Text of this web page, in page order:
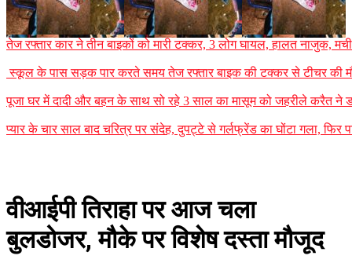
तेज रफ्तार कार ने तीन बाइकों को मारी टक्कर, 3 लोग घायल, हालत नाजुक,
स्कूल के पास सड़क पार करते समय तेज रफ्तार बाइक की टक्कर से टीचर की
पूजा घर में दादी और बहन के साथ सो रहे 3 साल का मासूम को जहरीले करैत
प्यार के चार साल बाद चरित्र पर संदेह, दुपट्टे से गर्लफ्रेंड का घोंटा गला, फिर
वीआईपी तिराहा पर आज चला
बुलडोजर, मौके पर विशेष दस्ता मौजूद